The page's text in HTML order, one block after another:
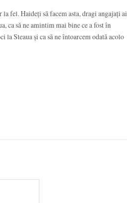
fel. Haideți să facem asta, dragi angajați ai
ca să ne amintim mai bine ce a fost în
la Steaua și ca să ne întoarcem odată acolo